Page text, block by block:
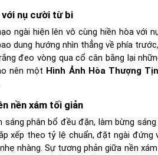
với nụ cười từ bi
ngài hiện lên vô cùng hiền hòa với
dung hướng nhìn thẳng về phía
đeo vòng qua cổ cân bằng lại
nên một Hình Ảnh Hòa Thượng
nền xám tối giản
phân bổ đều đặn, làm bừng
xếp theo tỷ lệ chuẩn, đặt ngài
nhàng. Sự tương phản giữa nền